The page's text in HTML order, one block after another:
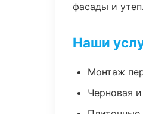
фасады и
Наши
Монтаж
Черновая